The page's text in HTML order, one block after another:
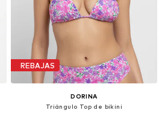
REBAJAS
DORINA
Triángulo Top de bikini